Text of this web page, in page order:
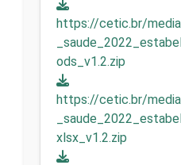
https://cetic.br/
ods_v1.2.zip
https://cetic.br/
xlsx_v1.2.zip